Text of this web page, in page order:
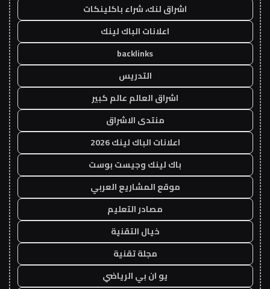
اشراق لنك، شراء باكلينكات
اعلانات الباك لينك
backlinks
التدريس
اشراق العالم عالم كبير
منتدى الاشراق
اعلانات الباك لينك 2026
باك لينك وجيست بوست
موقع المشاريع العربي
مصادر التعليم
خيال التقنية
مجلة تقنية
يو ان بي الرياضي